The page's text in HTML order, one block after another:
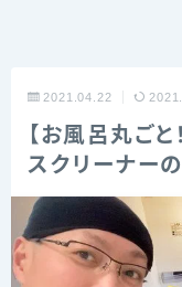
2021.04.22
【お風呂丸ご
スクリーナーの